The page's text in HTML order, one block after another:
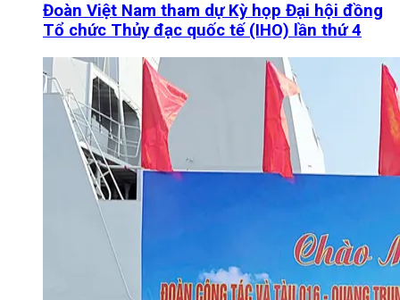
Đoàn Việt Nam tham dự Kỳ họp Đại hội đồng
Tổ chức Thủy đạc quốc tế (IHO) lần thứ 4